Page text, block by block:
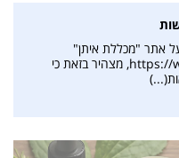
אתר "מכללת איתן"
שכתובתו https://www.eitancenter.com, מצהיר בזאת כי